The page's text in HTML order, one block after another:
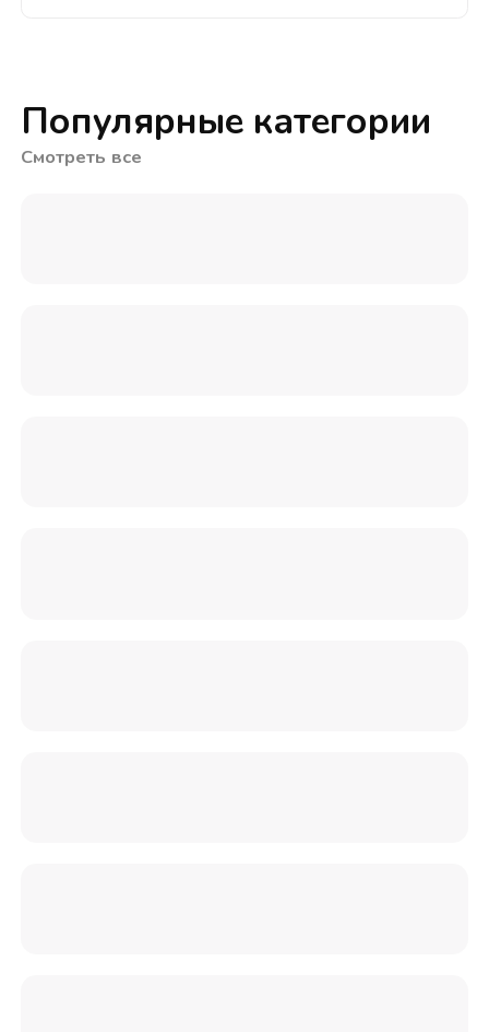
Популярные категории
Смотреть все